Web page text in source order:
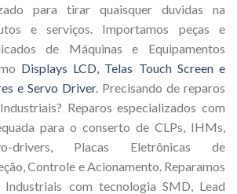
para tirar quaisquer duvidas na
e serviços. Importamos peças e
de Máquinas e Equipamentos
Displays LCD, Telas Touch Screen e
e Servo Driver. Precisando de reparos
Reparos especializados com
para o conserto de CLPs, IHMs,
drivers, Placas Eletrônicas de
Controle e Acionamento. Reparamos
Industriais com tecnologia SMD, Lead